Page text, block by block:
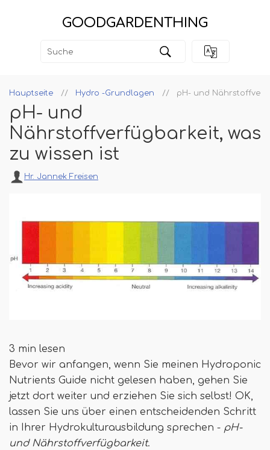
GOODGARDENTHING
Hauptseite Hydro -Grundlagen pH- und
pH- und
Nährstoffverfügbarkeit, was
zu wissen ist
Hr. Jannek Freisen
3 min lesen
Bevor wir anfangen, wenn Sie meinen Hydroponic
Nutrients Guide nicht gelesen haben, gehen Sie
jetzt dort weiter und erziehen Sie sich selbst! OK,
lassen Sie uns über einen entscheidenden Schritt
in Ihrer Hydrokulturausbildung sprechen - pH-
und Nährstoffverfügbarkeit.